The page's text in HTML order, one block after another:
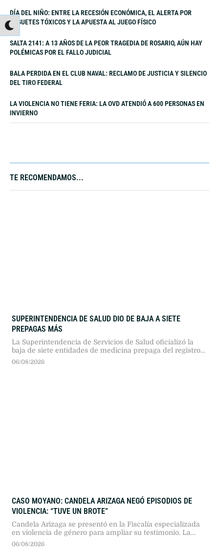
DÍA DEL NIÑO: ENTRE LA RECESIÓN ECONÓMICA, EL ALERTA POR
JUGUETES TÓXICOS Y LA APUESTA AL JUEGO FÍSICO
SALTA 2141: A 13 AÑOS DE LA PEOR TRAGEDIA DE ROSARIO, AÚN HAY
POLÉMICAS POR EL FALLO JUDICIAL
BALA PERDIDA EN EL CLUB NAVAL: RECLAMO DE JUSTICIA Y SILENCIO
DEL TIRO FEDERAL
LA VIOLENCIA NO TIENE FERIA: LA OVD ATENDIÓ A 600 PERSONAS EN
INVIERNO
TE RECOMENDAMOS...​
SUPERINTENDENCIA DE SALUD DIO DE BAJA A SIETE
PREPAGAS MÁS
La Superintendencia de Servicios de Salud oficializó la
baja de siete entidades de medicina prepaga del registro
nacional. En lo que va de 2026, la cifra de firmas excluidas
06/08/2026
CASO MOYANO: CANDELA ARIZAGA NEGÓ EPISODIOS DE
VIOLENCIA: “TUVE UN BROTE”
Candela Arizaga se presentó en la Fiscalía especializada
en violencia de género para ampliar su testimonio. La
joven negó haber sufrido agresiones por parte de Facundo
06/08/2026